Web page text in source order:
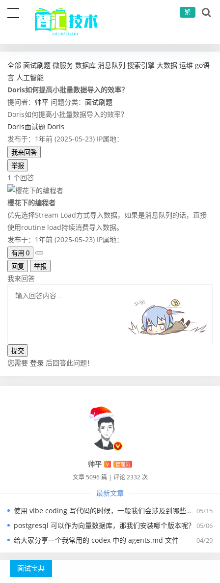
繁
全部 面试刷题 微服务 数据库 消息队列 搜索引擎 大数据 运维 go语
言 人工智能
Doris如何提高小批量数据导入的效率？
提问者： 帅平 问题分类： 面试刷题
Doris如何提高小批量数据导入的效率？
Doris面试题 Doris
发布于：1年前 (2025-05-23) IP属地：
我来回答
举报
1 个回答
樱花下的编程者
优先选择Stream Load方式导入数据，如果是消息队列的话，直接
使用routine load持续消费导入数据。
发布于：1年前 (2025-05-23) IP属地：
有用 0
回复
举报
我来回答
您需要 登录 后回答此问题！
帅平 V 管理员
文章 5096 篇 | 评论 2332 次
最新文章
05/15
使用 vibe coding 写代码的时候，一般我们会涉及到哪些提示词？
05/06
postgresql 可以作为向量数据库，那我们安装哪个版本呢？
04/29
给大家分享一个我常用的 codex 中的 agents.md 文件
面试宝典